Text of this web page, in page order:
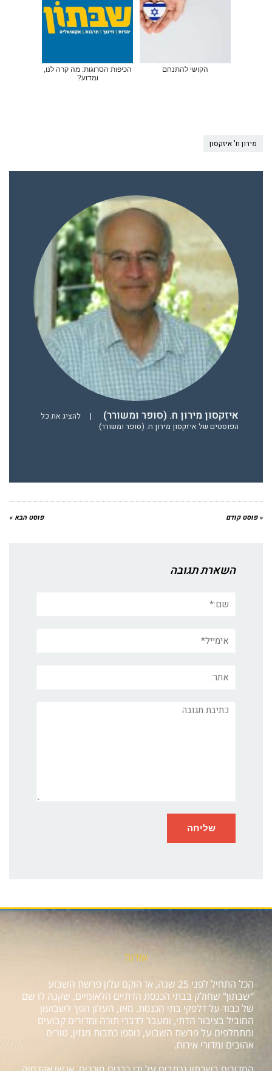
הקושי להתנחם
הכיפות הסרוגות: מה קרה לנו,
ומדוע?
מירון ח' איזקסון
איזקסון מירון ח. (סופר ומשורר) |
להציג את כל
הפוסטים של איזקסון מירון ח. (סופר ומשורר)
« פוסט קודם פוסט הבא »
השארת תגובה
תגובה
אודות
הכל התחיל לפני 25 שנה, אז הוקם עלון פרשת השבוע
"שבתון" שחולק בבתי הכנסת הדתיים הלאומיים, שקנה לו שם
של כבוד על דלפקי בתי הכנסת. מאז, העלון הפך לשבועון
המוביל בציבור הדתי, ומעבר לדברי תורה ומדורים קבועים
ומתחלפים על פרשת השבוע, נוספו כתבות מגזין, טורים
אהובים ומדורי אירוח.